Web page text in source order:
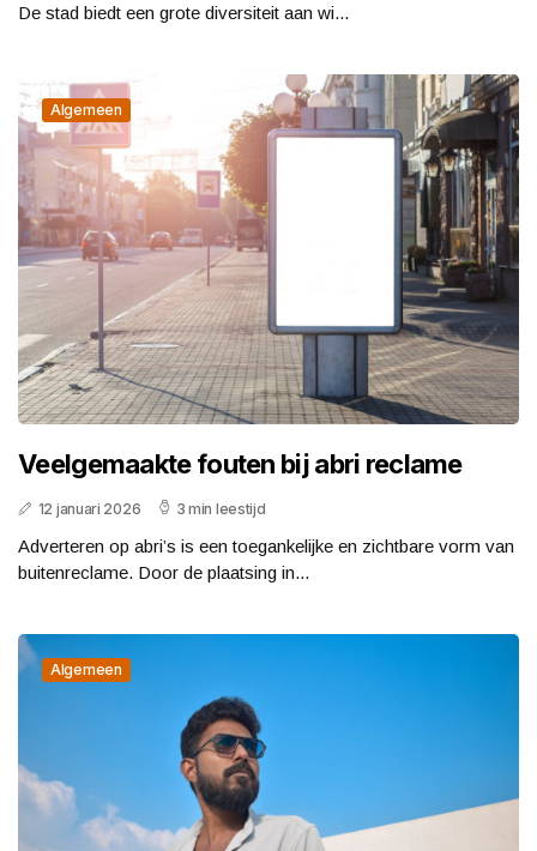
De stad biedt een grote diversiteit aan wi...
Algemeen
Veelgemaakte fouten bij abri reclame
12 januari 2026 3 min leestijd
Adverteren op abri’s is een toegankelijke en zichtbare vorm van
buitenreclame. Door de plaatsing in...
Algemeen